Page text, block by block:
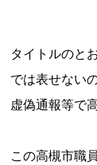
タイトルのと
では表せない
虚偽通報等で
この高槻市職